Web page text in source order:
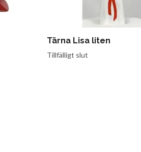
Tärna Lisa liten
Tillfälligt slut